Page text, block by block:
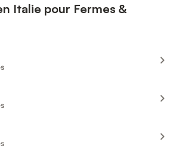
Italie pour Fermes &